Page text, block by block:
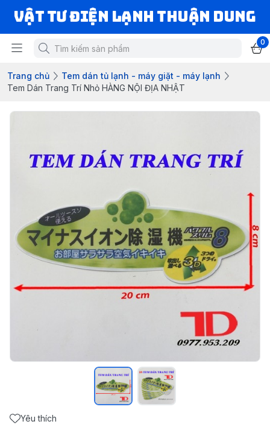
VẬT TƯ ĐIỆN LẠNH THUẬN DUNG
0
Trang chủ
Tem dán tủ lạnh - máy giặt - máy lạnh
Tem Dán Trang Trí Nhỏ HÀNG NỘI ĐỊA NHẬT
Yêu thích